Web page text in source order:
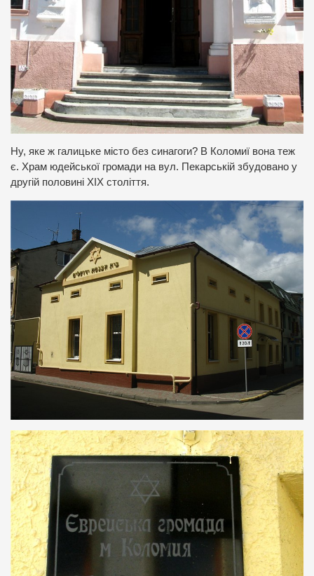
Ну, яке ж галицьке місто без синагоги? В Коломиї вона теж
є. Храм юдейської громади на вул. Пекарській збудовано у
другій половині ХІХ століття.